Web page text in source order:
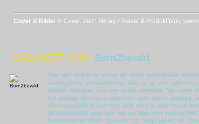
Cover & Bilder © Cover: Zoch Verlag / Teaser & Produktfotos:
DAS FAZIT VON: Born2bewild
Über den Wolkenist schon ein etwas gehobeneres
weitestgehend selbsterklärend, aber es ist sehr taktisch
Minuten Spieldauer sind eher knapp berechnet. Wir haben
Zeit benötigt. Aber es ist eben sehr stark davon abhängig,
Weit vorausdenken kann man nicht, denn es wird viel auf
die Aktionswürfel noch sehr viel vor, aber man merkt
Aktionstafel die Würfel schneller zur Neige gehen, als